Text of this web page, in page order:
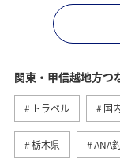
関東・甲信越地方つ
トラベル 国
栃木県 ANA